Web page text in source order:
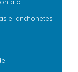
e lanchonetes